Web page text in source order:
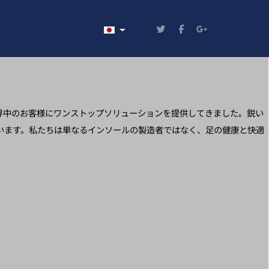
あなたが使う言語を選んでください
のお客様にワンストップソリューションを提供してきました。鋭い
す。私たちは単なるインソールの製造者ではなく、足の健康と快適